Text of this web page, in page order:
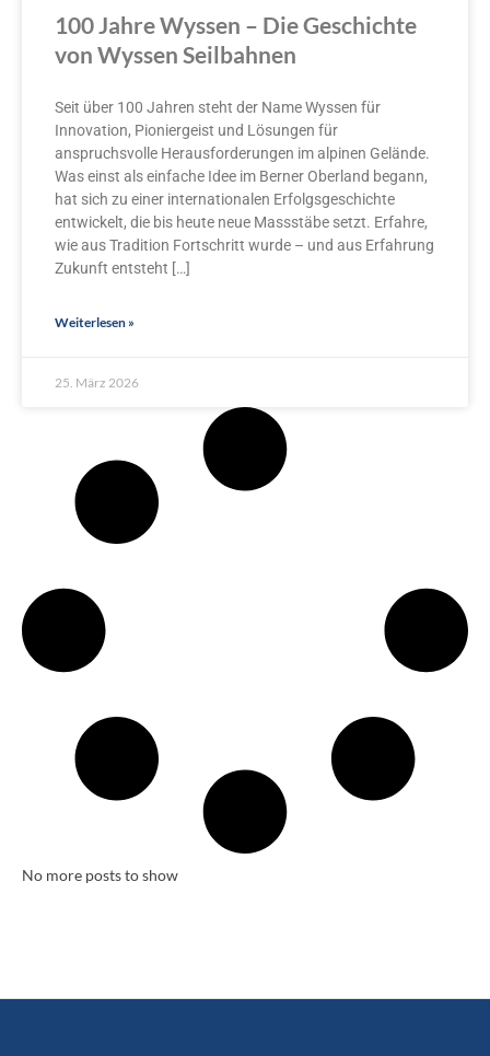
100 Jahre Wyssen – Die Geschichte
von Wyssen Seilbahnen
Seit über 100 Jahren steht der Name Wyssen für
Innovation, Pioniergeist und Lösungen für
anspruchsvolle Herausforderungen im alpinen Gelände.
Was einst als einfache Idee im Berner Oberland begann,
hat sich zu einer internationalen Erfolgsgeschichte
entwickelt, die bis heute neue Massstäbe setzt. Erfahre,
wie aus Tradition Fortschritt wurde – und aus Erfahrung
Zukunft entsteht […]
Weiterlesen »
25. März 2026
No more posts to show